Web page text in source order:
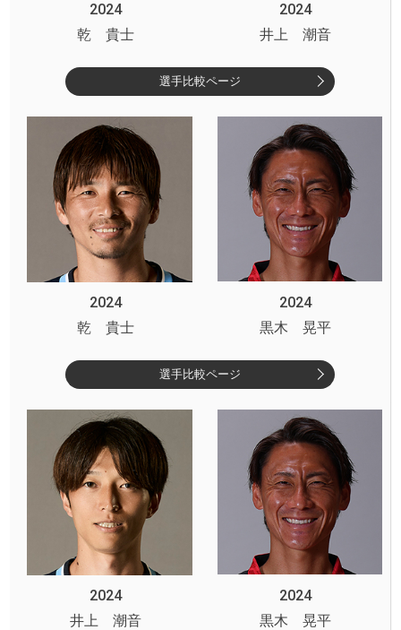
2024
2024
乾 貴士
井上 潮音
選手比較ページ
2024
2024
乾 貴士
黒木 晃平
選手比較ページ
2024
2024
井上 潮音
黒木 晃平